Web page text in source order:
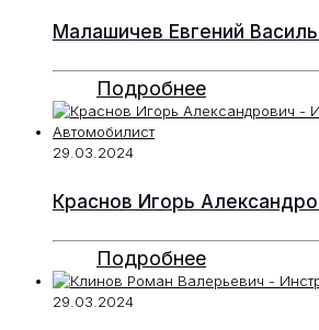
Малашичев Евгений
Подробнее
29.03.2024
Краснов Игорь
Подробнее
29.03.2024